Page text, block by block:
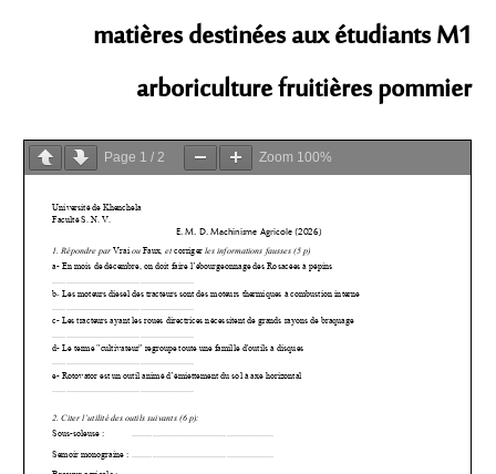
matières destinées aux étudiants M1
arboriculture fruitières pommier
Page 1 / 2 Zoom 100%